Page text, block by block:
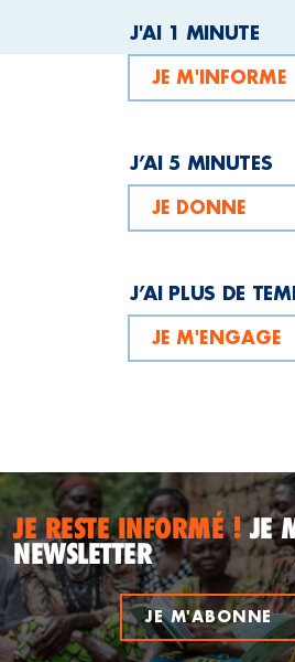
J'AI 1 MINUTE
JE M'INFORME
J’AI 5 MINUTES
JE DONNE
J’AI PLUS DE
JE M'ENGAGE
JE RESTE INFORMÉ !JE
NEWSLETTER
JE M'ABONNE